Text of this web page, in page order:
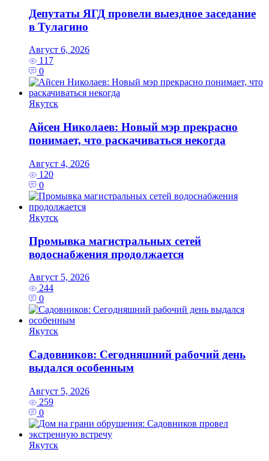
Депутаты ЯГД провели выездное заседание
в Тулагино
Август 6, 2026
117
0
Якутск
Айсен Николаев: Новый мэр прекрасно
понимает, что раскачиваться некогда
Август 4, 2026
120
0
Якутск
Промывка магистральных сетей
водоснабжения продолжается
Август 5, 2026
244
0
Якутск
Садовников: Сегодняшний рабочий день
выдался особенным
Август 5, 2026
259
0
Якутск